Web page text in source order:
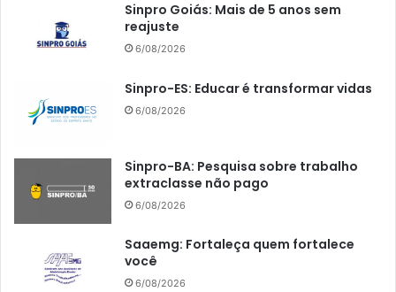
Sinpro Goiás: Mais de 5 anos sem
reajuste
6/08/2026
Sinpro-ES: Educar é transformar vidas
6/08/2026
Sinpro-BA: Pesquisa sobre trabalho
extraclasse não pago
6/08/2026
Saaemg: Fortaleça quem fortalece
você
6/08/2026